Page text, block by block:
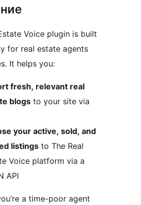
Voice plugin is built
for real estate agents
It helps you:
fresh, relevant real
blogs to your site via
your active, sold, and
listings to The Real
Voice platform via a
API
a time-poor agent